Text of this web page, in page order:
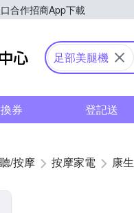
合作招商App下載
Yahoo購物中心
足部美腿機
券 登記送
/按摩 按摩家電 康生